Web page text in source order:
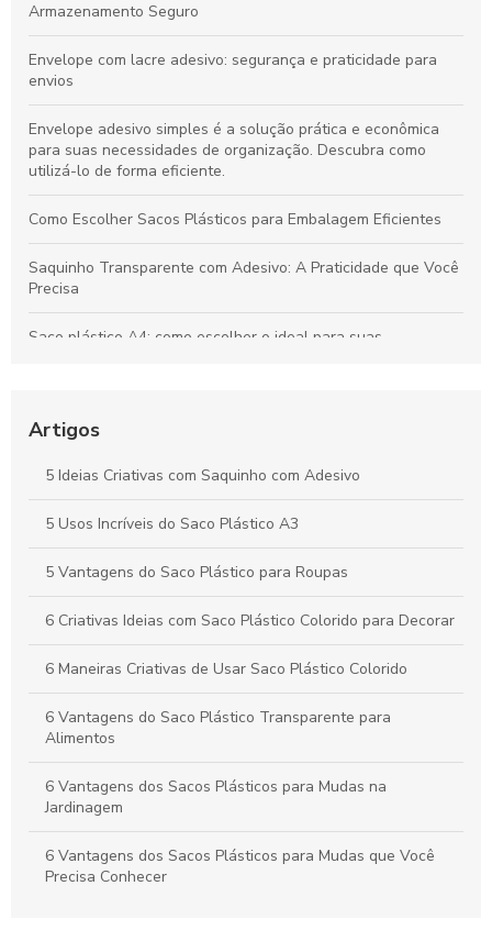
Armazenamento Seguro
Envelope com lacre adesivo: segurança e praticidade para
envios
Envelope adesivo simples é a solução prática e econômica
para suas necessidades de organização. Descubra como
utilizá-lo de forma eficiente.
Como Escolher Sacos Plásticos para Embalagem Eficientes
Saquinho Transparente com Adesivo: A Praticidade que Você
Precisa
Saco plástico A4: como escolher o ideal para suas
corretamente
Vantagens e Aplicações do Saco Polipropileno no Dia a Dia
Artigos
5 Ideias Criativas com Saquinho com Adesivo
5 Usos Incríveis do Saco Plástico A3
5 Vantagens do Saco Plástico para Roupas
6 Criativas Ideias com Saco Plástico Colorido para Decorar
6 Maneiras Criativas de Usar Saco Plástico Colorido
6 Vantagens do Saco Plástico Transparente para
Alimentos
6 Vantagens dos Sacos Plásticos para Mudas na
Jardinagem
6 Vantagens dos Sacos Plásticos para Mudas que Você
Precisa Conhecer